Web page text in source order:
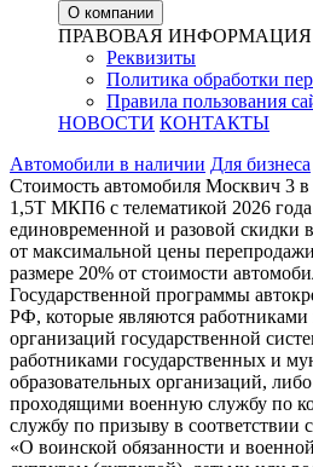
О компании
ПРАВОВАЯ ИНФОРМАЦИЯ
Реквизиты
Политика обработки
Правила пользования
НОВОСТИ КОНТАКТЫ
Автомобили в наличии Для бизнеса
Стоимость автомобиля Москвич 3
1,5Т МКП6 с телематикой 2026 года
единовременной и разовой скидки
от максимальной цены
размере 20% от стоимости
Государственной программы
РФ, которые являются
организаций государственной
работниками государственных и
образовательных организаций,
проходящими военную службу по
службу по призыву в соответствии
«О воинской обязанности и